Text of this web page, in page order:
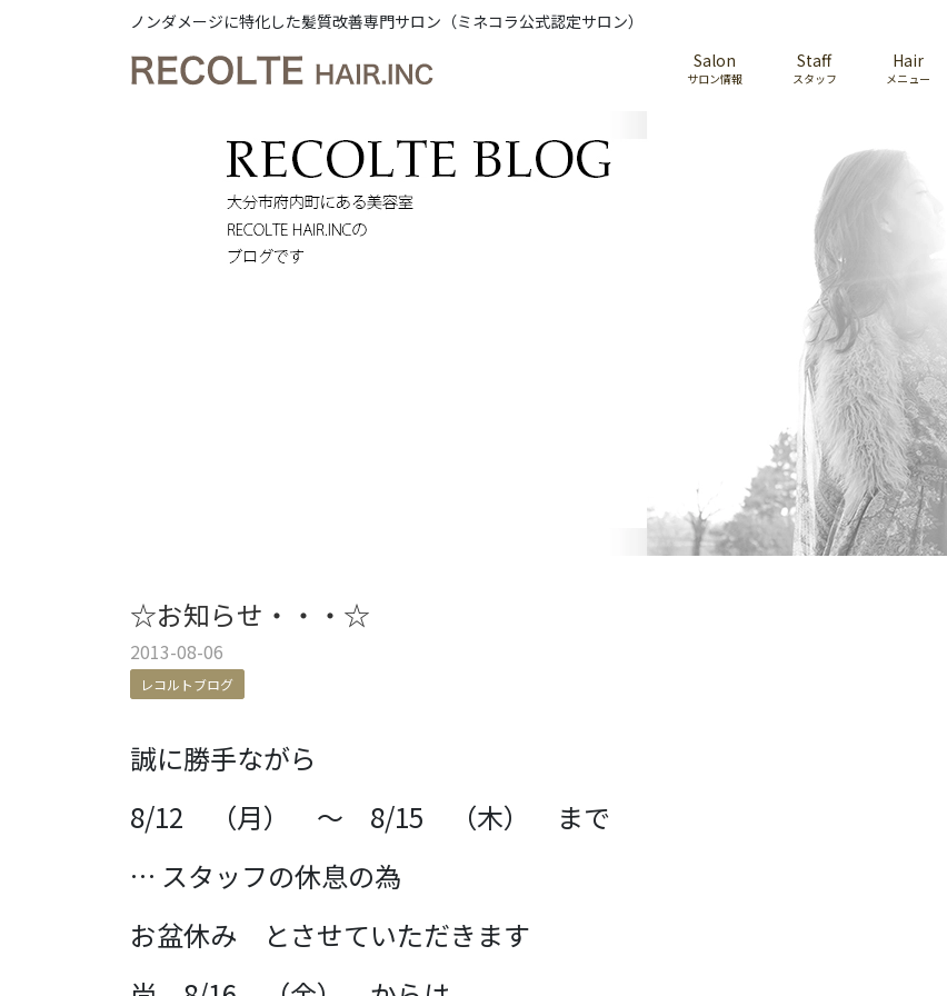
ノンダメージに特化した髪質改善専門サロン（ミネコラ公式認定サロン）
Salon
サロン情報
Staff
スタッフ
Hair
メニュー
☆お知らせ・・・☆
2013-08-06
レコルトブログ
誠に勝手ながら
8/12 （月） ～ 8/15 （木） まで
… スタッフの休息の為
お盆休み とさせていただきます